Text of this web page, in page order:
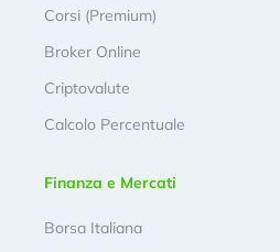
Corsi (Premium)
Broker Online
Criptovalute
Calcolo Percentuale
Finanza e Mercati
Borsa Italiana